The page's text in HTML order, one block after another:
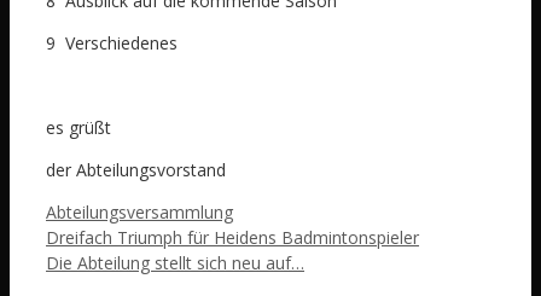
9 Verschiedenes
es grüßt
der Abteilungsvorstand
Schlagwörter
Abteilungsversammlung
Dreifach Triumph für Heidens Badmintonspieler
Die Abteilung stellt sich neu auf…